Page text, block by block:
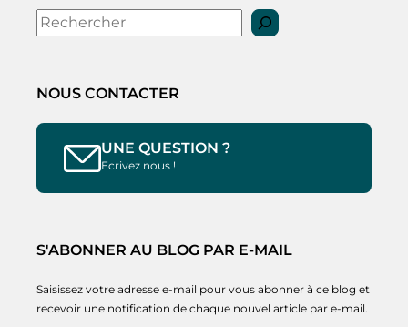
Rechercher
NOUS CONTACTER
UNE QUESTION ?
Ecrivez nous !
S'ABONNER AU BLOG PAR E-MAIL
Saisissez votre adresse e-mail pour vous abonner à ce blog et
recevoir une notification de chaque nouvel article par e-mail.